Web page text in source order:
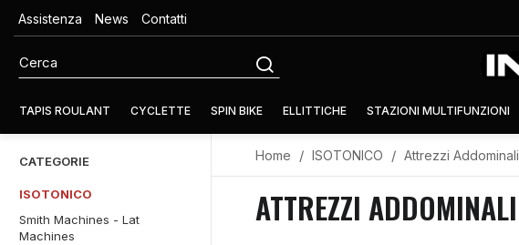
Assistenza News Contatti
TAPIS ROULANT CYCLETTE SPIN BIKE ELLITTICHE STAZIONI MULTIFUNZIONI
CATEGORIE
ISOTONICO
Smith Machines - Lat
Machines
Home ISOTONICO Attrezzi Addominali
ATTREZZI ADDOMINALI